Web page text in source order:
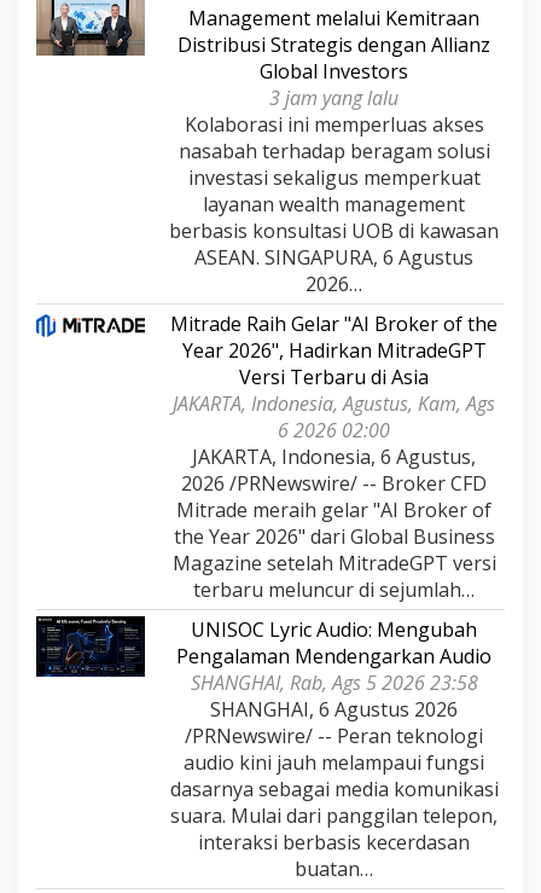
Management melalui Kemitraan
Distribusi Strategis dengan Allianz
Global Investors
3 jam yang lalu
Kolaborasi ini memperluas akses
nasabah terhadap beragam solusi
investasi sekaligus memperkuat
layanan wealth management
berbasis konsultasi UOB di kawasan
ASEAN. SINGAPURA, 6 Agustus
2026…
Mitrade Raih Gelar "AI Broker of the
Year 2026", Hadirkan MitradeGPT
Versi Terbaru di Asia
JAKARTA, Indonesia, Agustus, Kam, Ags
6 2026 02:00
JAKARTA, Indonesia, 6 Agustus,
2026 /PRNewswire/ -- Broker CFD
Mitrade meraih gelar "AI Broker of
the Year 2026" dari Global Business
Magazine setelah MitradeGPT versi
terbaru meluncur di sejumlah…
UNISOC Lyric Audio: Mengubah
Pengalaman Mendengarkan Audio
SHANGHAI, Rab, Ags 5 2026 23:58
SHANGHAI, 6 Agustus 2026
/PRNewswire/ -- Peran teknologi
audio kini jauh melampaui fungsi
dasarnya sebagai media komunikasi
suara. Mulai dari panggilan telepon,
interaksi berbasis kecerdasan
buatan…